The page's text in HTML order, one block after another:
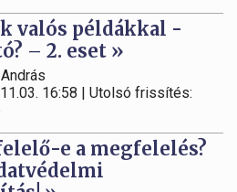
valós példákkal -
– 2. eset »
16:58 | Utolsó frissítés:
e a megfelelés?